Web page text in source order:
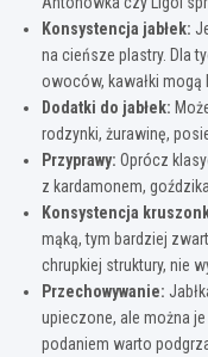
Konsystencja jabłek:
na cieńsze plastry. Dla
owoców, kawałki mogą
Dodatki do jabłek:
rodzynki, żurawinę,
Przyprawy: Oprócz
z kardamonem,
Konsystencja
mąką, tym bardziej
chrupkiej struktury, nie
Przechowywanie:
upieczone, ale można
podaniem warto